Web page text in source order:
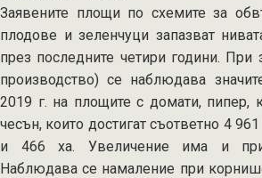
Заявените площи по схемите за
плодове и зеленчуци запазват
през последните четири години. При
производство) се наблюдава
2019 г. на площите с домати, пипер,
чесън, които достигат съответно 4
и 466 ха. Увеличение има и при
Наблюдава се намаление при